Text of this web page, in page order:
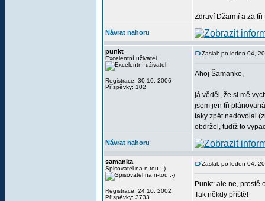
Zdraví Džarmí a za
Návrat nahoru
punkt
Excelentní uživatel
Registrace: 30.10. 2006
Příspěvky: 102
Zaslal: po leden 04,
Ahoj Šamanko,
já věděl, že si mě
jsem jen tři
taky zpět nedovolal
obdržel, tudíž to
Návrat nahoru
samanka
Spisovatel na n-tou :-)
Registrace: 24.10. 2002
Příspěvky: 3733
Zaslal: po leden 04,
Punkt: ale ne, prostě
Tak někdy příště!